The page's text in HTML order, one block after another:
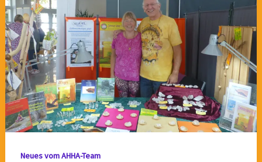
Neues vom AHHA-Team